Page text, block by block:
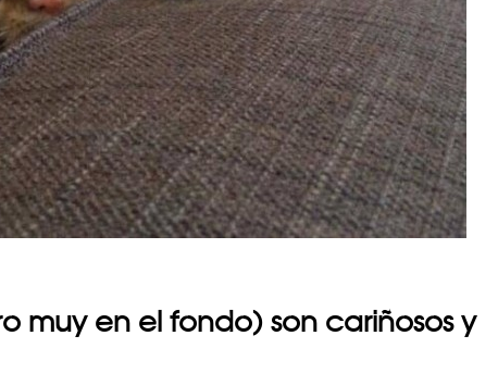
muy en el fondo) son cariñosos y